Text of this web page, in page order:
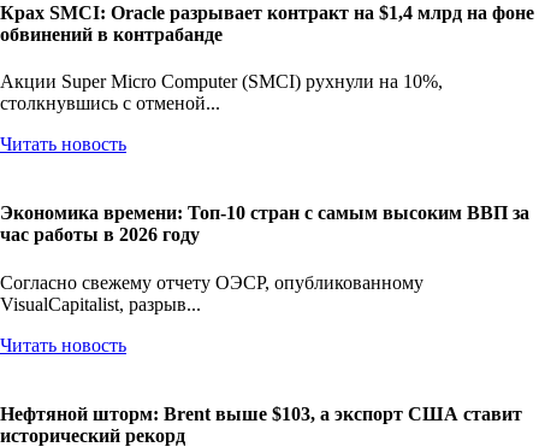
Крах SMCI: Oracle разрывает контракт на $1,4 млрд на фоне
обвинений в контрабанде
Акции Super Micro Computer (SMCI) рухнули на 10%,
столкнувшись с отменой...
Читать новость
Экономика времени: Топ-10 стран с самым высоким ВВП за
час работы в 2026 году
Согласно свежему отчету ОЭСР, опубликованному
VisualCapitalist, разрыв...
Читать новость
Нефтяной шторм: Brent выше $103, а экспорт США ставит
исторический рекорд